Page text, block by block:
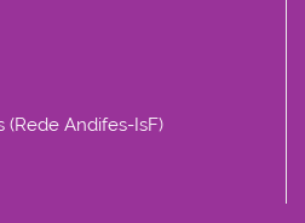
(Rede Andifes-IsF)